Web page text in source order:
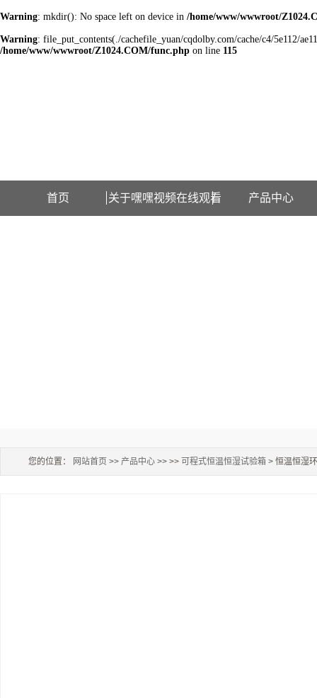
Warning: mkdir(): No space left on device in /home/www/wwwroot/
Warning: file_put_contents(./cachefile_yuan/cqdolby.com/cache/c4/5e112/
/home/www/wwwroot/Z1024.COM/func.php on line 115
首页 关于嘿嘿视频在线观看 产品中心
您的位置： 网站首页 >> 产品中心 >> >> 可程式恒温恒湿试验箱 > 恒温恒湿